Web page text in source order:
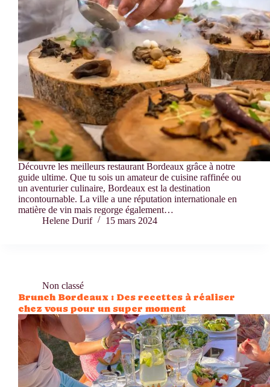
Découvre les meilleurs restaurant Bordeaux grâce à notre
guide ultime. Que tu sois un amateur de cuisine raffinée ou
un aventurier culinaire, Bordeaux est la destination
incontournable. La ville a une réputation internationale en
matière de vin mais regorge également…
Helene Durif
15 mars 2024
Non classé
Brunch Bordeaux : Des recettes à réaliser
chez vous pour un super moment